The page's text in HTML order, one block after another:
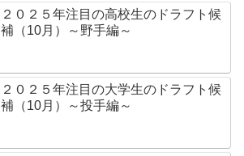
２０２５年注目の高校生のドラフト候
補（10月）～野手編～
２０２５年注目の大学生のドラフト候
補（10月）～投手編～